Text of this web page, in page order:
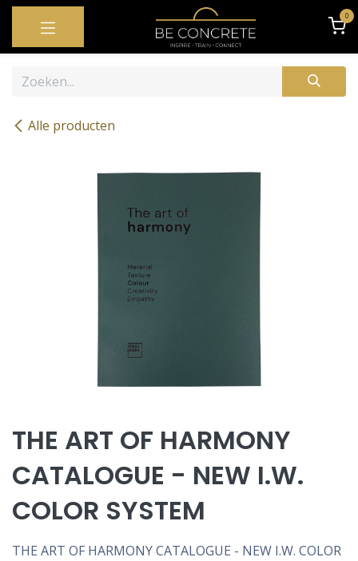
OVERSLAAN NAAR INHOUD 0
Alle producten
THE ART OF HARMONY
CATALOGUE - NEW I.W.
COLOR SYSTEM
THE ART OF HARMONY CATALOGUE - NEW I.W. COLOR